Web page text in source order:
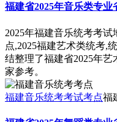
福建省2025年音乐类专业
2025年福建音乐统考考
点,2025福建艺术类统考,
结整理了福建省2025年
家参考。
福建音乐统考考试考点福